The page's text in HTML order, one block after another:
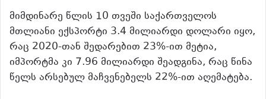
მიმდინარე წლის 10 თვეში საქართველოს
მთლიანი ექსპორტი 3.4 მილიარდი დოლარი იყო,
რაც 2020-თან შედარებით 23%-ით მეტია,
იმპორტმა კი 7.96 მილიარდი შეადგინა, რაც წინა
წელს არსებულ მაჩვენებელს 22%-ით აღემატება.